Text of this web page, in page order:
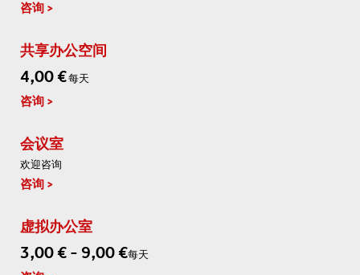
咨询
共享办公空间
4,00 €每天
咨询
会议室
欢迎咨询
咨询
虚拟办公室
3,00 € - 9,00 €每天